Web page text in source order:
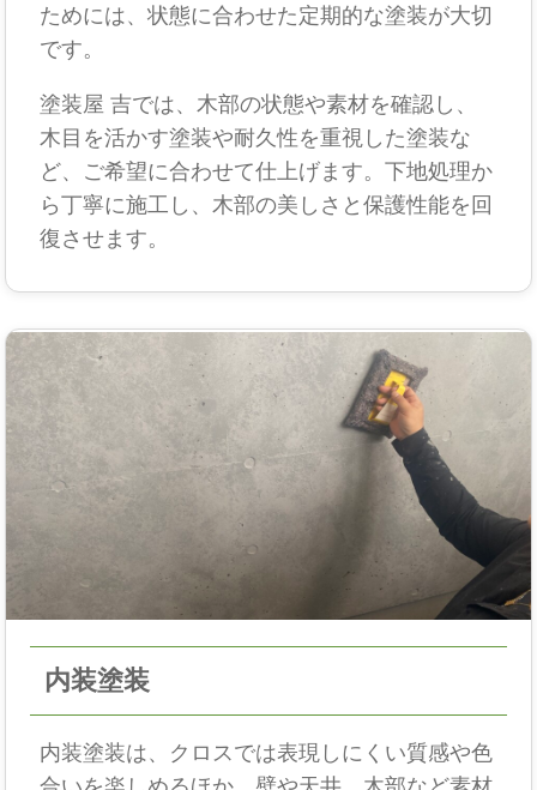
ためには、状態に合わせた定期的な塗装が大切
です。
塗装屋 吉では、木部の状態や素材を確認し、
木目を活かす塗装や耐久性を重視した塗装な
ど、ご希望に合わせて仕上げます。下地処理か
ら丁寧に施工し、木部の美しさと保護性能を回
復させます。
内装塗装
内装塗装は、クロスでは表現しにくい質感や色